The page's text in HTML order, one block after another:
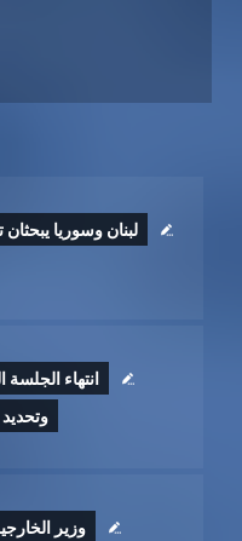
لبنان وسوريا
انتهاء
وتحديد 18 آب موعداً للجلسة القادمة
وزير